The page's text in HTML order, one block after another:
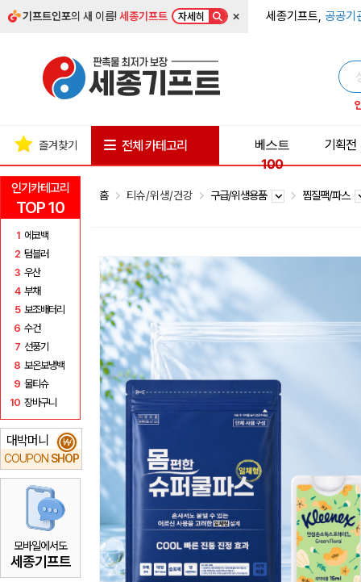
기프트인포의 새 이름!세종기프트 자세히 × 세종기프트, 공공기
인기카테고리
TOP 10
1 에코백
2 텀블러
3 우산
4 부채
5 보조배터리
6 수건
7 선풍기
8 보온보냉백
9 물티슈
10 장바구니
대박머니
COUPON SHOP
₩
모바일에서도
세종기프트
즐겨찾기 전체 카테고리
베스트
100
기획전
홈 티슈/위생/건강 구급/위생용품 찜질팩/파스